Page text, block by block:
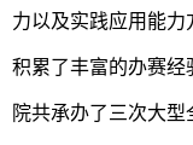
力以及实践应用能力
积累了丰富的办赛经
院共承办了三次大